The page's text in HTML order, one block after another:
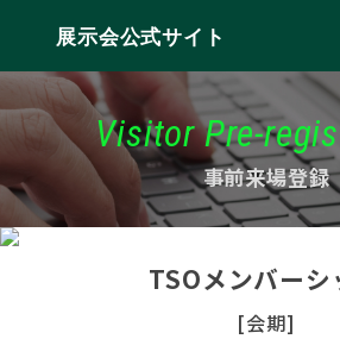
展示会公式サイト
Visitor Pre-
事前来場登録
TSOメンバーシ
[会期]